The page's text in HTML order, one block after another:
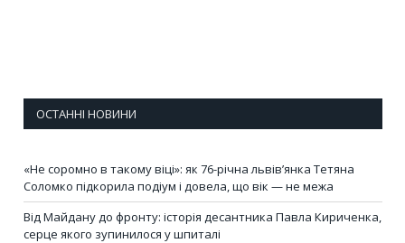
ОСТАННІ НОВИНИ
«Не соромно в такому віці»: як 76-річна львів’янка Тетяна
Соломко підкорила подіум і довела, що вік — не межа
Від Майдану до фронту: історія десантника Павла Кириченка,
серце якого зупинилося у шпиталі